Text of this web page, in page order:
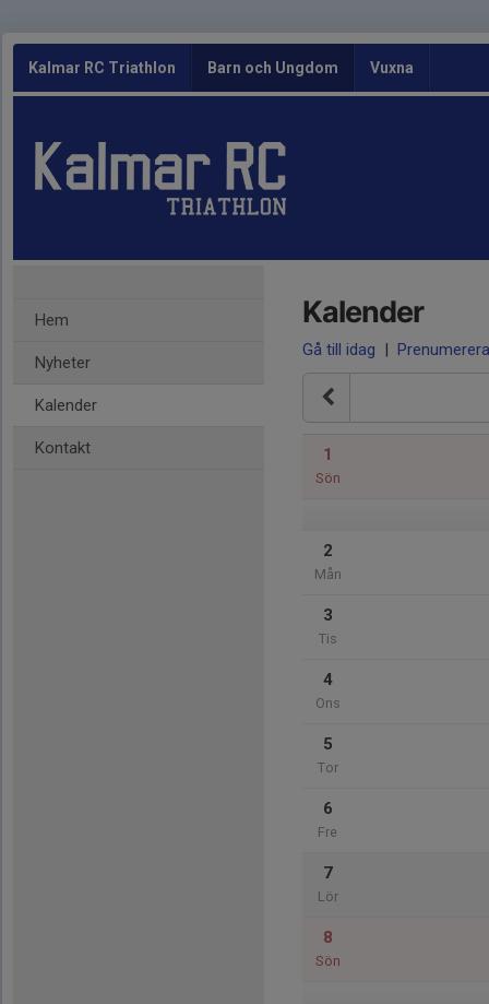
Kalmar RC Triathlon Barn och Ungdom Vuxna
Hem
Nyheter
Kalender
Kontakt
Kalender
Gå till idag | Prenumerera
1
Sön
2
Mån
3
Tis
4
Ons
5
Tor
6
Fre
7
Lör
8
Sön